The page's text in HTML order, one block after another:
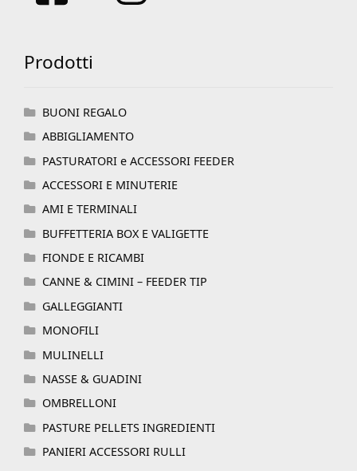
Prodotti
BUONI REGALO
ABBIGLIAMENTO
PASTURATORI e ACCESSORI FEEDER
ACCESSORI E MINUTERIE
AMI E TERMINALI
BUFFETTERIA BOX E VALIGETTE
FIONDE E RICAMBI
CANNE & CIMINI – FEEDER TIP
GALLEGGIANTI
MONOFILI
MULINELLI
NASSE & GUADINI
OMBRELLONI
PASTURE PELLETS INGREDIENTI
PANIERI ACCESSORI RULLI